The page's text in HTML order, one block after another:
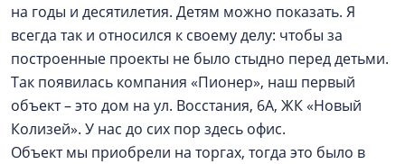
на годы и десятилетия. Детям можно показать. Я
всегда так и относился к своему делу: чтобы за
построенные проекты не было стыдно перед детьми.
Так появилась компания «Пионер», наш первый
объект – это дом на ул. Восстания, 6А, ЖК «Новый
Колизей». У нас до сих пор здесь офис.
Объект мы приобрели на торгах, тогда это было в